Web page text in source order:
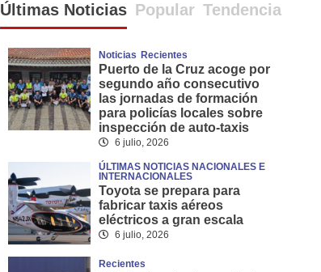
Últimas Noticias Popular Tendencia
Noticias Recientes
Puerto de la Cruz acoge por
segundo año consecutivo
las jornadas de formación
para policías locales sobre
inspección de auto-taxis
6 julio, 2026
ÚLTIMAS NOTICIAS NACIONALES E
INTERNACIONALES
Toyota se prepara para
fabricar taxis aéreos
eléctricos a gran escala
6 julio, 2026
Recientes